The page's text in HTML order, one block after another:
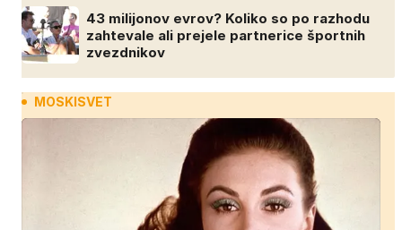
43 milijonov evrov? Koliko so po razhodu
zahtevale ali prejele partnerice športnih
zvezdnikov
MOSKISVET